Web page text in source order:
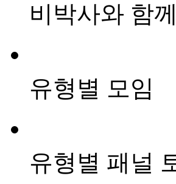
비박사와 함께
유형별 모임
유형별 패널